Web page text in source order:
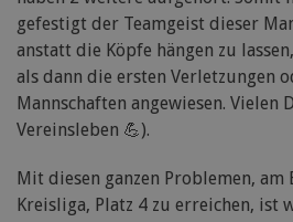
gefestigt der Teamgeist dieser
anstatt die Köpfe hängen zu
als dann die ersten Verletzungen
Mannschaften angewiesen.
Vereinsleben 💪).
Mit diesen ganzen Problemen,
Kreisliga, Platz 4 zu erreichen, ist